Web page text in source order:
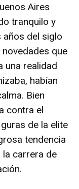
Aires
tranquilo y
del siglo
que
una realidad
habían
Bien
contra el
de la elite
tendencia
la carrera de